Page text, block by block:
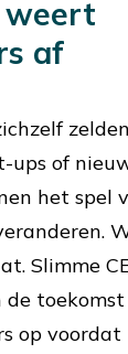
weert
af
ups of
het spel
Slimme
op voordat